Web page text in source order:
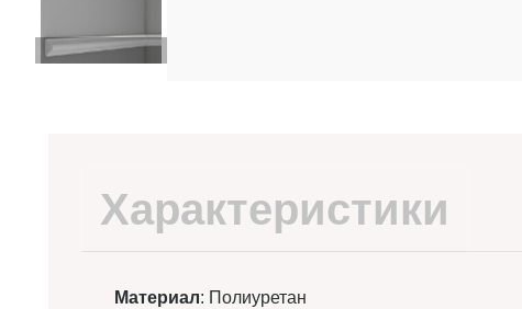
Характеристики
Материал: Полиуретан